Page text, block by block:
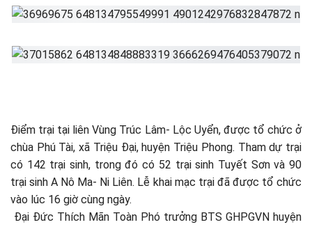
Điểm trại tại liên Vùng Trúc Lâm- Lộc Uyển, được tổ chức ở
chùa Phú Tài, xã Triệu Đại, huyện Triệu Phong. Tham dự trại
có 142 trại sinh, trong đó có 52 trại sinh Tuyết Sơn và 90
trại sinh A Nô Ma- Ni Liên. Lễ khai mạc trại đã được tổ chức
vào lúc 16 giờ cùng ngày.
Đại Đức Thích Mãn Toàn Phó trưởng BTS GHPGVN huyện